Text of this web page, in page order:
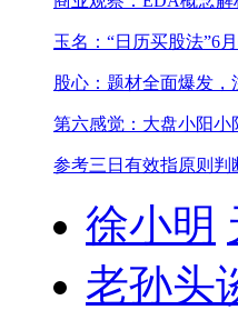
玉名：“日历买股法”6
股心：题材全面爆发，
第六感觉：大盘小阳小
参考三日有效指原则
徐小明
老孙头